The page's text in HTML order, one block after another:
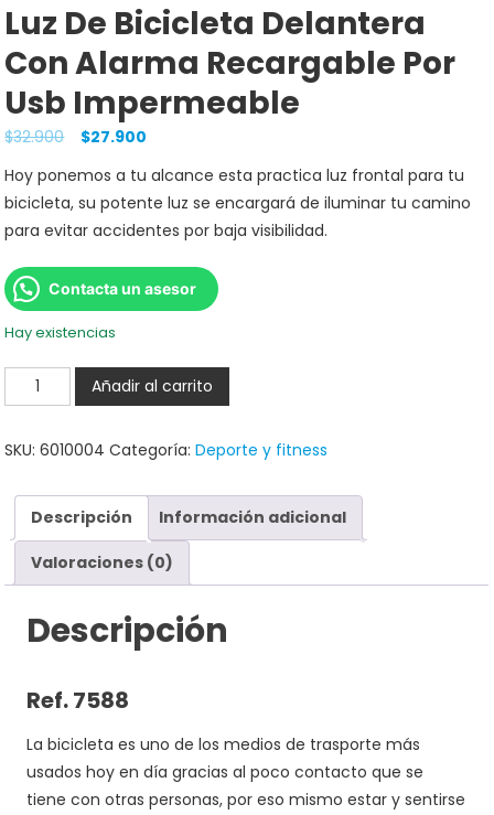
Luz De Bicicleta Delantera
Con Alarma Recargable Por
Usb Impermeable
$32.900 $27.900
Hoy ponemos a tu alcance esta practica luz frontal para tu
bicicleta, su potente luz se encargará de iluminar tu camino
para evitar accidentes por baja visibilidad.
Contacta un asesor
Hay existencias
Añadir al carrito
SKU:6010004 Categoría:Deporte y fitness
Descripción Información adicional
Valoraciones (0)
Descripción
Ref. 7588
La bicicleta es uno de los medios de trasporte más
usados hoy en día gracias al poco contacto que se
tiene con otras personas, por eso mismo estar y sentirse